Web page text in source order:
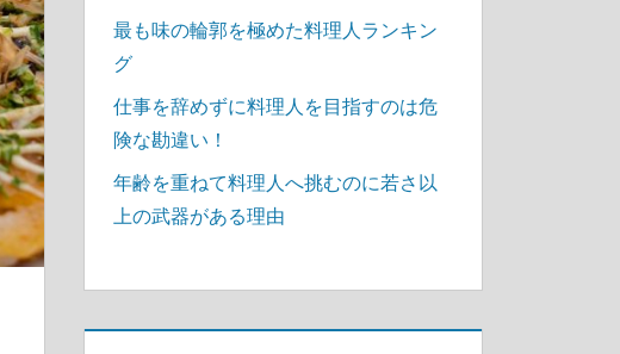
最も味の輪郭を極めた料理人ランキン
グ
仕事を辞めずに料理人を目指すのは危
険な勘違い！
年齢を重ねて料理人へ挑むのに若さ以
上の武器がある理由